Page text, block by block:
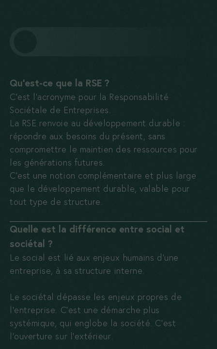
Qu’est-ce que la RSE ?
C’est l’acronyme pour la Responsabilité
Sociétale de Entreprises.
La RSE renvoie au développement durable :
répondre aux besoins du présent, sans
compromettre le maintien des ressources pour
les générations futures.
C’est une notion complémentaire et plus large
que le développement durable, valable pour
tout type de structure.
Quelle est la différence entre social et
sociétal ?
Le social est lié aux enjeux humains d’une
entreprise, à sa structure interne.
Le sociétal dépasse les enjeux propres de
l’entreprise. C’est une démarche plus
systémique, qui englobe la société. C’est
l’ouverture sur l’extérieur.